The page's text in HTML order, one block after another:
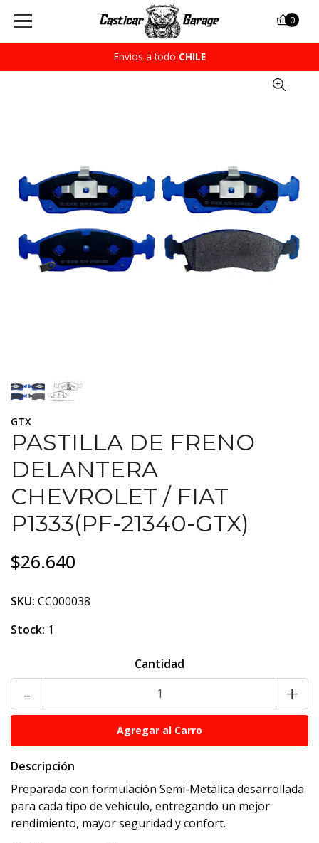
Envios a todo CHILE
0
GTX
PASTILLA DE FRENO
DELANTERA
CHEVROLET / FIAT
P1333(PF-21340-GTX)
$26.640
SKU: CC000038
Stock: 1
Cantidad
- +
Descripción
Preparada con formulación Semi-Metálica desarrollada
para cada tipo de vehículo, entregando un mejor
rendimiento, mayor seguridad y confort.